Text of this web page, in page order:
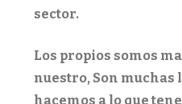
sector.
Los propios somos
nuestro, Son muchas
hacemos a lo que